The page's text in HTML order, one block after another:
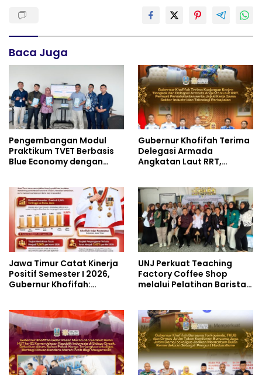
Baca Juga
Pengembangan Modul
Praktikum TVET Berbasis
Blue Economy dengan
untuk Materi Pariwisata
Dukung Pencapaian SDGs
Gubernur Khofifah Terima
Delegasi Armada
Angkatan Laut RRT,
Industri Perkapalan
Jawa Timur Catat Kinerja
Positif Semester I 2026,
Gubernur Khofifah:
UNJ Perkuat Teaching
Factory Coffee Shop
melalui Pelatihan Barista
Cimahi